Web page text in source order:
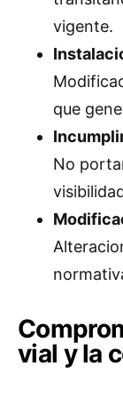
vigente.
que
No
vial y la